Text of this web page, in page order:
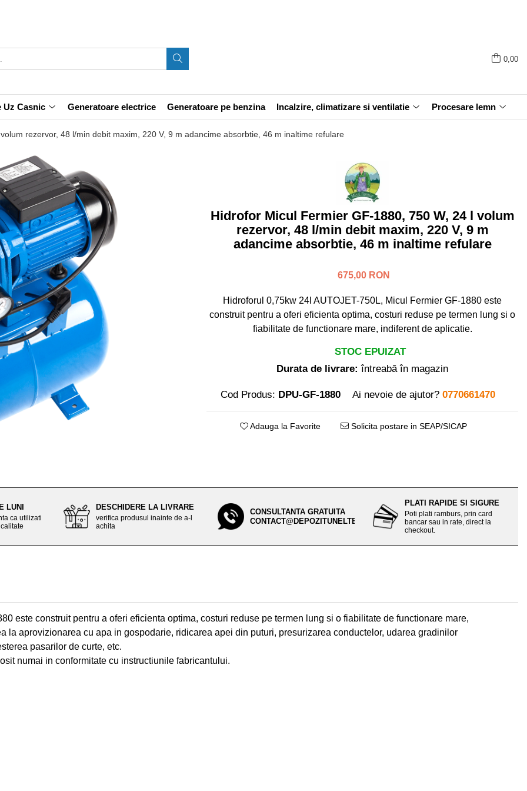
0,00
Uz Casnic Generatoare electrice Generatoare pe benzina Incalzire, climatizare si ventilatie Procesare lemn
rezervor, 48 l/min debit maxim, 220 V, 9 m adancime absorbtie, 46 m inaltime refulare
Hidrofor Micul Fermier GF-1880, 750 W, 24 l volum
rezervor, 48 l/min debit maxim, 220 V, 9 m
adancime absorbtie, 46 m inaltime refulare
675,00 RON
Hidroforul 0,75kw 24l AUTOJET-750L, Micul Fermier GF-1880 este
construit pentru a oferi eficienta optima, costuri reduse pe termen lung si o
fiabilitate de functionare mare, indiferent de aplicatie.
STOC EPUIZAT
Durata de livrare: întreabă în magazin
Cod Produs: DPU-GF-1880 Ai nevoie de ajutor? 0770661470
Adauga la Favorite Solicita postare in SEAP/SICAP
LUNI
ca utilizati
DESCHIDERE LA LIVRARE
verifica produsul inainte de a-l
achita
CONSULTANTA GRATUITA
CONTACT@DEPOZITUNELTE.RO
PLATI RAPIDE SI SIGURE
Poti plati ramburs, prin card
bancar sau in rate, direct la
checkout.
este construit pentru a oferi eficienta optima, costuri reduse pe termen lung si o fiabilitate de functionare mare,
la aprovizionarea cu apa in gospodarie, ridicarea apei din puturi, presurizarea conductelor, udarea gradinilor
pasarilor de curte, etc.
numai in conformitate cu instructiunile fabricantului.